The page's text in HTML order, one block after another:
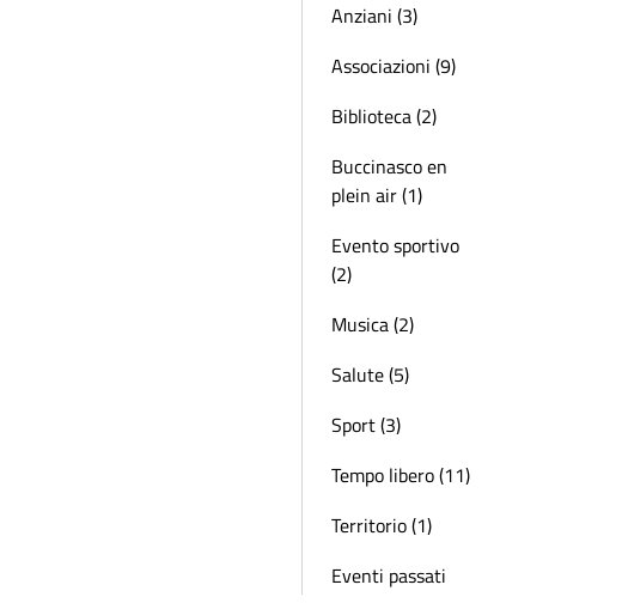
Anziani (3)
Associazioni (9)
Biblioteca (2)
Buccinasco en
plein air (1)
Evento sportivo
(2)
Musica (2)
Salute (5)
Sport (3)
Tempo libero (11)
Territorio (1)
Eventi passati